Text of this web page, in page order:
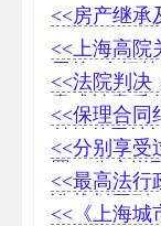
<<房产继承
<<上海高院
用的8个问
约）
<<法院判决
卖或拍卖
<<保理合同
付款的司法
<<分别享受
置、公房
排除同住人
<<最高法行
讼裁判原则
<<《上海城